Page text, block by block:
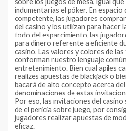
sobre los juegos de mesa, igual
indumentarias el póker. En espacio
competente, las jugadores
del casino y los utilizan para hacer
todo del esparcimiento, las
para dinero referente a eficiente
casino. Las valores y colores de
conforman nuestro lenguaje
entretenimiento. Bien cual apiles
realizes apuestas de blackjack o
bacará de alto concepto acerca
denominaciones de estas
Por eso, las invitaciones del
de el pericia sobre juego, por
jugadores realizar apuestas de
eficaz.